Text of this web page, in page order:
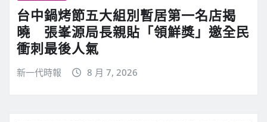
台中鍋烤節五大組別暫居第一名店揭
曉 張峯源局長親貼「領鮮獎」邀全民
衝刺最後人氣
新一代時報 8 月 7, 2026